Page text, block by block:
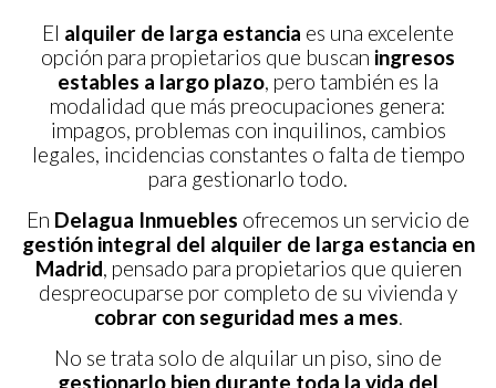
El alquiler de larga estancia es una excelente
opción para propietarios que buscan ingresos
estables a largo plazo, pero también es la
modalidad que más preocupaciones genera:
impagos, problemas con inquilinos, cambios
legales, incidencias constantes o falta de tiempo
para gestionarlo todo.
En Delagua Inmuebles ofrecemos un servicio de
gestión integral del alquiler de larga estancia en
Madrid, pensado para propietarios que quieren
despreocuparse por completo de su vivienda y
cobrar con seguridad mes a mes.
No se trata solo de alquilar un piso, sino de
gestionarlo bien durante toda la vida del